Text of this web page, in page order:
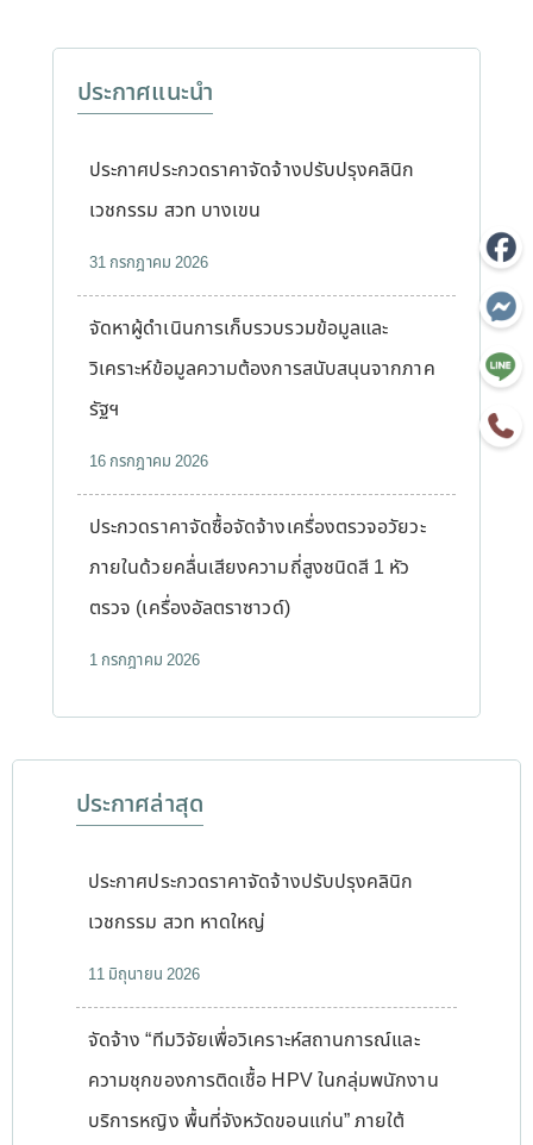
ประกาศแนะนำ
ประกาศประกวดราคาจัดจ้างปรับปรุงคลินิก
เวชกรรม สวท บางเขน
31 กรกฎาคม 2026
จัดหาผู้ดำเนินการเก็บรวบรวมข้อมูลและ
วิเคราะห์ข้อมูลความต้องการสนับสนุนจากภาค
รัฐฯ
16 กรกฎาคม 2026
ประกวดราคาจัดซื้อจัดจ้างเครื่องตรวจอวัยวะ
ภายในด้วยคลื่นเสียงความถี่สูงชนิดสี 1 หัว
ตรวจ (เครื่องอัลตราซาวด์)
1 กรกฎาคม 2026
ประกาศล่าสุด
ประกาศประกวดราคาจัดจ้างปรับปรุงคลินิก
เวชกรรม สวท หาดใหญ่
11 มิถุนายน 2026
จัดจ้าง “ทีมวิจัยเพื่อวิเคราะห์สถานการณ์และ
ความชุกของการติดเชื้อ HPV ในกลุ่มพนักงาน
บริการหญิง พื้นที่จังหวัดขอนแก่น” ภายใต้